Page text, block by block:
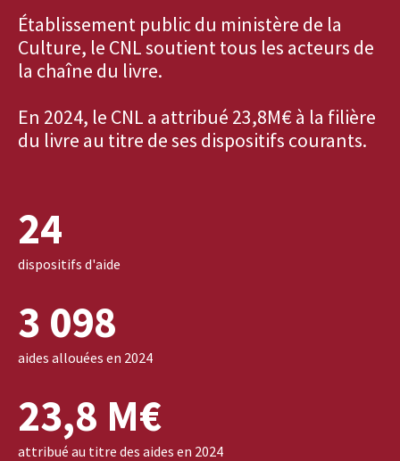
Établissement public du ministère de la
Culture, le CNL soutient tous les acteurs de
la chaîne du livre.
En 2024, le CNL a attribué 23,8M€ à la filière
du livre au titre de ses dispositifs courants.
24
dispositifs d'aide
3 098
aides allouées en 2024
23,8 M€
attribué au titre des aides en 2024